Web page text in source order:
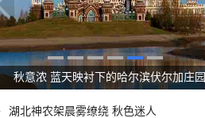
秋意浓 蓝天映衬下的哈尔滨伏尔加庄园
湖北神农架晨雾缭绕 秋色迷人